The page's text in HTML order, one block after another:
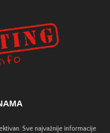
Sve najvažnije informacije